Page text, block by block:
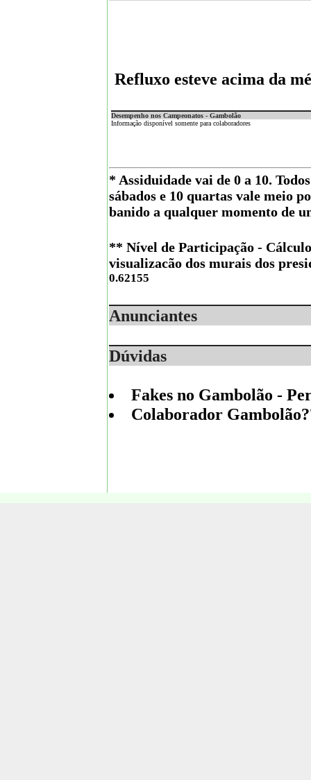
Refluxo esteve acima da
Desempenho nos Campeonatos - Gambolão
Informação disponível somente para colaboradores
* Assiduidade vai de 0 a 10.
sábados e 10 quartas vale meio
banido a qualquer momento de
** Nível de Participação -
visualizacão dos murais dos
0.62155
Anunciantes
Dúvidas
Fakes no Gambolão -
Colaborador